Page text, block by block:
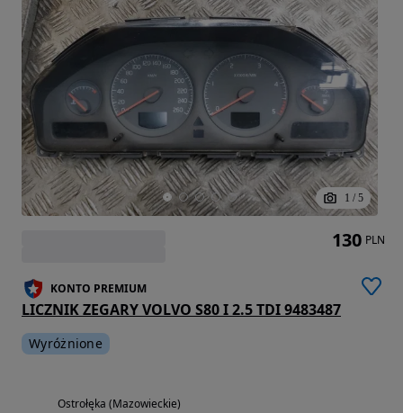
1 / 5
KONTO PREMIUM
LICZNIK ZEGARY VOLVO S80 I 2.5 TDI 9483487
Wyróżnione
Ostrołęka (Mazowieckie)
130 PLN